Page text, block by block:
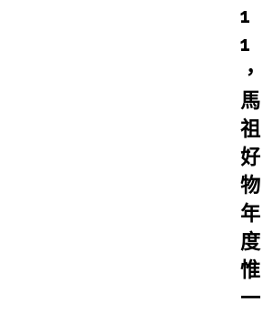
1
1
，
馬
祖
好
物
年
度
惟
一